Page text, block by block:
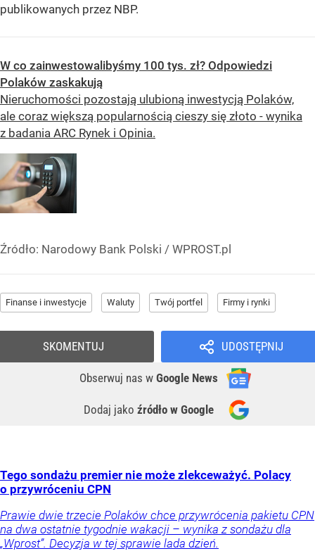
publikowanych przez NBP.
W co zainwestowalibyśmy 100 tys. zł? Odpowiedzi
Polaków zaskakują
Nieruchomości pozostają ulubioną inwestycją Polaków,
ale coraz większą popularnością cieszy się złoto - wynika
z badania ARC Rynek i Opinia.
Źródło: Narodowy Bank Polski / WPROST.pl
Finanse i inwestycje Waluty Twój portfel Firmy i rynki
UDOSTĘPNIJ
Obserwuj nas w Google News
Dodaj jako źródło w Google
SKOMENTUJ
Tego sondażu premier nie może zlekceważyć. Polacy
o przywróceniu CPN
Prawie dwie trzecie Polaków chce przywrócenia pakietu CPN
na dwa ostatnie tygodnie wakacji – wynika z sondażu dla
„Wprost”. Decyzja w tej sprawie lada dzień.